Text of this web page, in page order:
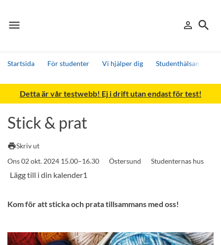
menu
Meny person_outline
Logga in
search
Sök
Startsida För studenter Vi hjälper dig Studenthälsan
Sök
Andra söktjänster
Detta är vår testwebb! Ej i drift utan endast för test!
Stick & prat
printSkriv ut
Ons 02 okt. 2024 15.00–16.30
Östersund Studenternas hus
Kom för att sticka och prata tillsammans med oss!